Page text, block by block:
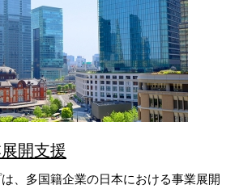
開支援
、多国籍企業の日本における事業展開